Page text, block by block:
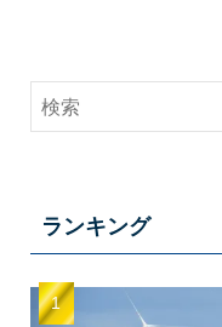
ランキング